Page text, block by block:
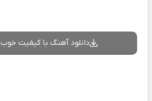
دانلود آهنگ با کیفیت خوب 128